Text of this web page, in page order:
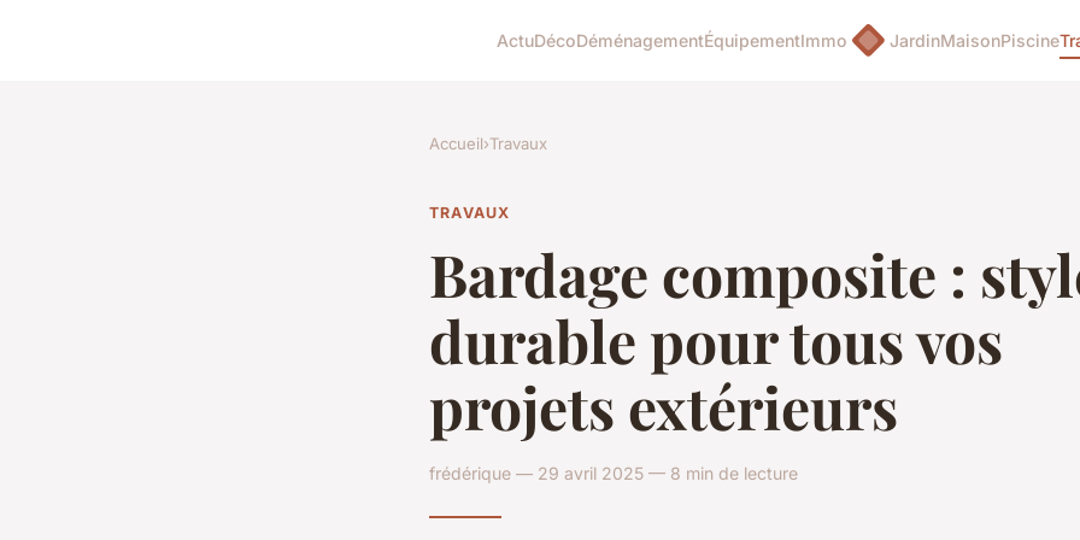
ActuDécoDéménagementÉquipementImmo JardinMaisonPiscine
Accueil›Travaux
TRAVAUX
Bardage composite :
durable pour tous vos
projets extérieurs
frédérique — 29 avril 2025 — 8 min de lecture